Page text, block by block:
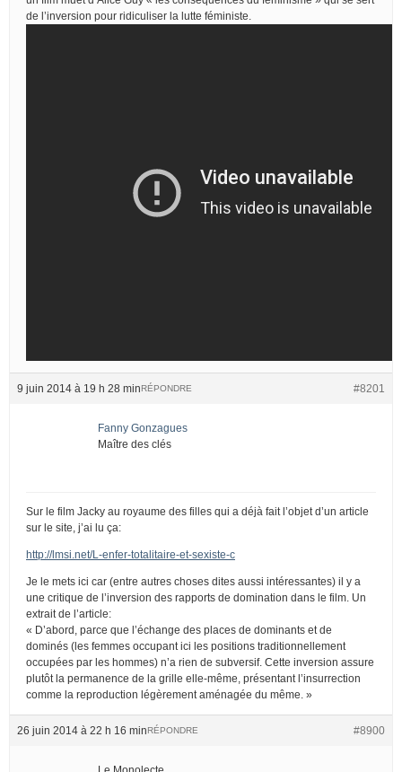
de l’inversion pour ridiculiser la lutte féministe.
9 juin 2014 à 19 h 28 min #8201
RÉPONDRE
Fanny Gonzagues
Maître des clés
Sur le film Jacky au royaume des filles qui a déjà fait l’objet d’un article
sur le site, j’ai lu ça:
http://lmsi.net/L-enfer-totalitaire-et-sexiste-c
Je le mets ici car (entre autres choses dites aussi intéressantes) il y a
une critique de l’inversion des rapports de domination dans le film. Un
extrait de l’article:
« D’abord, parce que l’échange des places de dominants et de
dominés (les femmes occupant ici les positions traditionnellement
occupées par les hommes) n’a rien de subversif. Cette inversion assure
plutôt la permanence de la grille elle-même, présentant l’insurrection
comme la reproduction légèrement aménagée du même. »
26 juin 2014 à 22 h 16 min #8900
RÉPONDRE